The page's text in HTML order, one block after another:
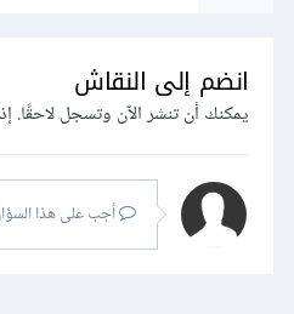
انضم إلى النقاش
يمكنك أن تنشر الآن وتسجل لاحقًا.
أجب على هذا